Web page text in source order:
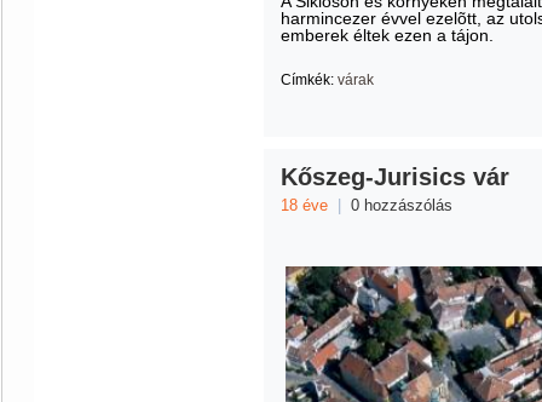
harmincezer évvel ezelõtt, az
emberek éltek ezen a tájon.
Címkék: várak
Kőszeg-Jurisics vár
18 éve 0 hozzászólás